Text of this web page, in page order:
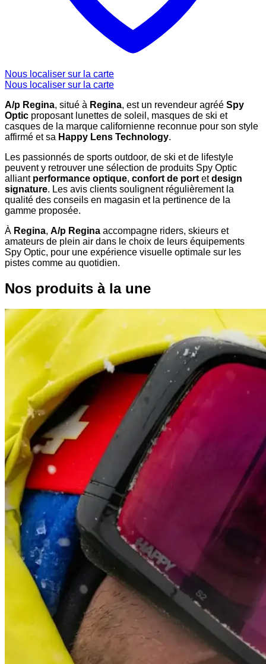
Nous localiser sur la carte
Nous localiser sur la carte
A/p Regina, situé à Regina, est un revendeur agréé Spy
Optic proposant lunettes de soleil, masques de ski et
casques de la marque californienne reconnue pour son style
affirmé et sa Happy Lens Technology.
Les passionnés de sports outdoor, de ski et de lifestyle
peuvent y retrouver une sélection de produits Spy Optic
alliant performance optique, confort de portetdesign
signature. Les avis clients soulignent régulièrement la
qualité des conseils en magasin et la pertinence de la
gamme proposée.
À Regina, A/p Regina accompagne riders, skieurs et
amateurs de plein air dans le choix de leurs équipements
Spy Optic, pour une expérience visuelle optimale sur les
pistes comme au quotidien.
Nos produits à la une